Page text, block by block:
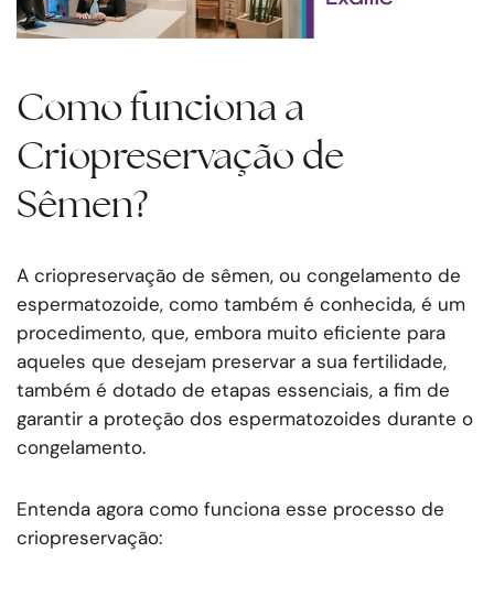
Como funciona a
Criopreservação de
Sêmen?
A criopreservação de sêmen, ou congelamento de
espermatozoide, como também é conhecida, é um
procedimento, que, embora muito eficiente para
aqueles que desejam preservar a sua fertilidade,
também é dotado de etapas essenciais, a fim de
garantir a proteção dos espermatozoides durante o
congelamento.
Entenda agora como funciona esse processo de
criopreservação: